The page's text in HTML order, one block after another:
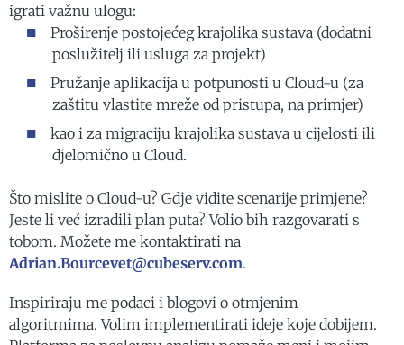
igrati važnu ulogu:
Proširenje postojećeg krajolika sustava (dodatni
poslužitelj ili usluga za projekt)
Pružanje aplikacija u potpunosti u Cloud-u (za
zaštitu vlastite mreže od pristupa, na primjer)
kao i za migraciju krajolika sustava u cijelosti ili
djelomično u Cloud.
Što mislite o Cloud-u? Gdje vidite scenarije primjene?
Jeste li već izradili plan puta? Volio bih razgovarati s
tobom. Možete me kontaktirati na
Adrian.Bourcevet@cubeserv.com.
Inspiriraju me podaci i blogovi o otmjenim
algoritmima. Volim implementirati ideje koje dobijem.